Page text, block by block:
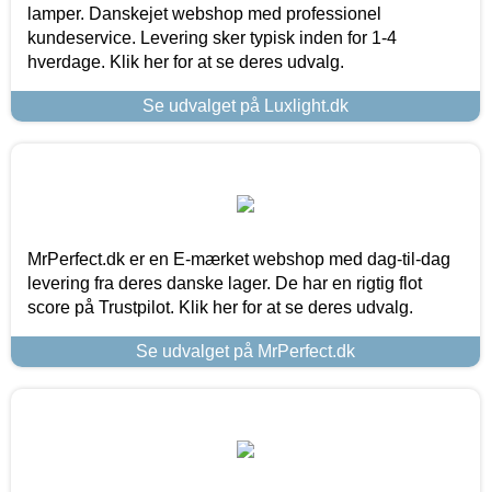
lamper. Danskejet webshop med professionel
kundeservice. Levering sker typisk inden for 1-4
hverdage. Klik her for at se deres udvalg.
Se udvalget på Luxlight.dk
MrPerfect.dk er en E-mærket webshop med dag-til-dag
levering fra deres danske lager. De har en rigtig flot
score på Trustpilot. Klik her for at se deres udvalg.
Se udvalget på MrPerfect.dk